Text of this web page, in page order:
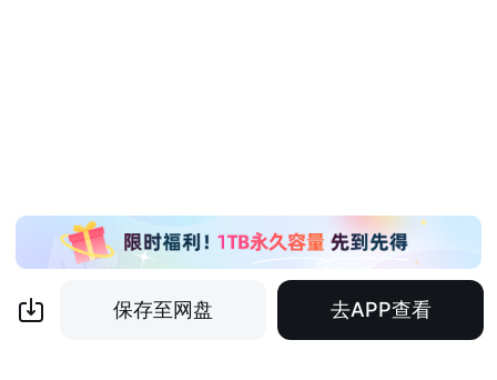
保存至网盘 去APP查看